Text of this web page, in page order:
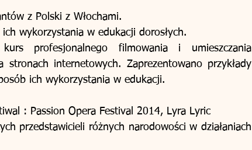
z Polski z Włochami.
wykorzystania w edukacji dorosłych.
profesjonalnego filmowania i umieszczania
internetowych. Zaprezentowano przykłady
ich wykorzystania w edukacji.
: Passion Opera Festival 2014, Lyra Lyric
przedstawicieli różnych narodowości w działaniach